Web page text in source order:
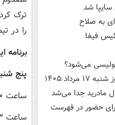
سایپا شد
به صلاح
فیفا
می‌شود؟
۱۴۰۵
مادرید جدا می‌شد
برای حضور در فهرست
ترک
را در
برنامه ایران
پنج شنبه ۲۱ خرداد
ساعت ۲:۳۰ بامداد؛ ایران – برزیل
ساعت ۲۳؛ ایران – بلغارستان